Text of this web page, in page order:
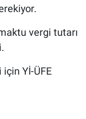
vergi tutarı
için Yİ-ÜFE